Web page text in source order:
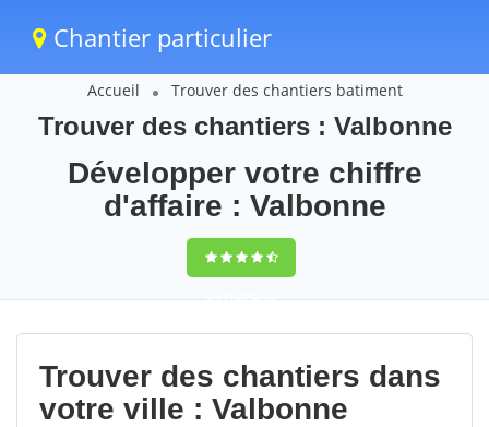
Chantier particulier
Accueil Trouver des chantiers batiment
Trouver des chantiers : Valbonne
Développer votre chiffre
d'affaire : Valbonne
9,5(100%)62
votes
Trouver des chantiers dans
votre ville : Valbonne